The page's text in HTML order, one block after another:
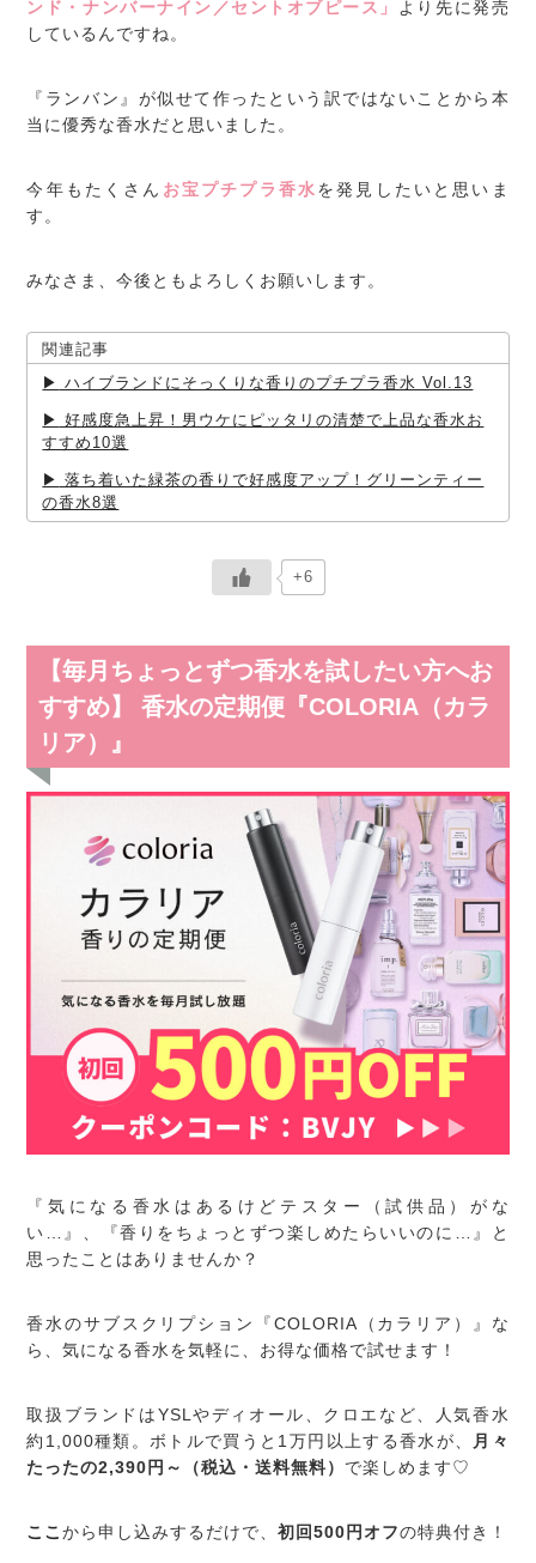
ンド・ナンバーナイン／セントオブピース」
より先に発売
しているんですね。
『ランバン』が似せて作ったという訳ではないことから本
当に優秀な香水だと思いました。
今年もたくさん お宝プチプラ香水を発見したいと思いま
す。
みなさま、今後ともよろしくお願いします。
関連記事
ハイブランドにそっくりな香りのプチプラ香水 Vol.13
好感度急上昇！男ウケにピッタリの清楚で上品な香水お
すすめ10選
落ち着いた緑茶の香りで好感度アップ！グリーンティー
の香水8選
+6
【毎月ちょっとずつ香水を試したい方へお
すすめ】 香水の定期便『COLORIA（カラ
リア）』
『気になる香水はあるけどテスター（試供品）がな
い…』、『香りをちょっとずつ楽しめたらいいのに…』と
思ったことはありませんか？
香水のサブスクリプション『COLORIA（カラリア）』な
ら、気になる香水を気軽に、お得な価格で試せます！
取扱ブランドはYSLやディオール、クロエなど、人気香水
約1,000種類。ボトルで買うと1万円以上する香水が、
月々
たったの2,390円～（税込・送料無料） で楽しめます♡
ここから申し込みするだけで、初回500円オフの特典付き！